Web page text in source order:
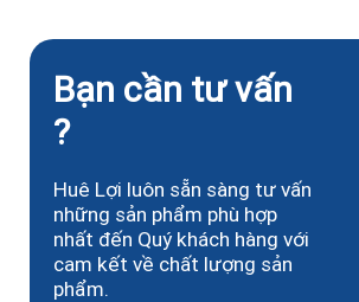
Bạn cần tư vấn
?
Huê Lợi luôn sẵn sàng tư vấn
những sản phẩm phù hợp
nhất đến Quý khách hàng với
cam kết về chất lượng sản
phẩm.